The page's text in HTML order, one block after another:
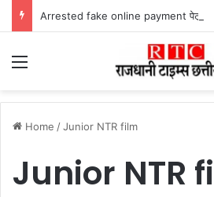
Menu
Home /Junior NTR film
Junior NTR